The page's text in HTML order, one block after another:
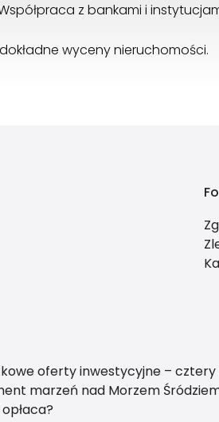
z bankami i
wyceny nieruchomości.
oferty inwestycyjne –
marzeń nad Morzem